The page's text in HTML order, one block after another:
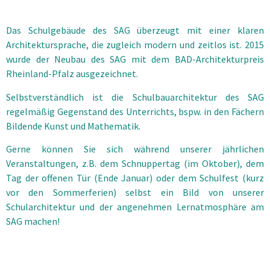
Das Schulgebäude des SAG überzeugt mit einer klaren
Architektursprache, die zugleich modern und zeitlos ist. 2015
wurde der Neubau des SAG mit dem BAD-Architekturpreis
Rheinland-Pfalz ausgezeichnet.
Selbstverständlich ist die Schulbauarchitektur des SAG
regelmäßig Gegenstand des Unterrichts, bspw. in den Fächern
Bildende Kunst und Mathematik.
Gerne können Sie sich während unserer jährlichen
Veranstaltungen, z.B. dem Schnuppertag (im Oktober), dem
Tag der offenen Tür (Ende Januar) oder dem Schulfest (kurz
vor den Sommerferien) selbst ein Bild von unserer
Schularchitektur und der angenehmen Lernatmosphäre am
SAG machen!